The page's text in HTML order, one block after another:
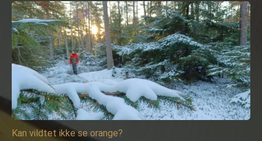
Kan vildtet ikke se orange?